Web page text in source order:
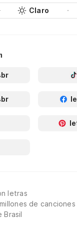
Claro
letras
de canciones
Brasil